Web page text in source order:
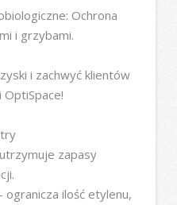
Ochrona
i grzybami.
i zachwyć klientów
zapasy
ogranicza ilość etylenu,